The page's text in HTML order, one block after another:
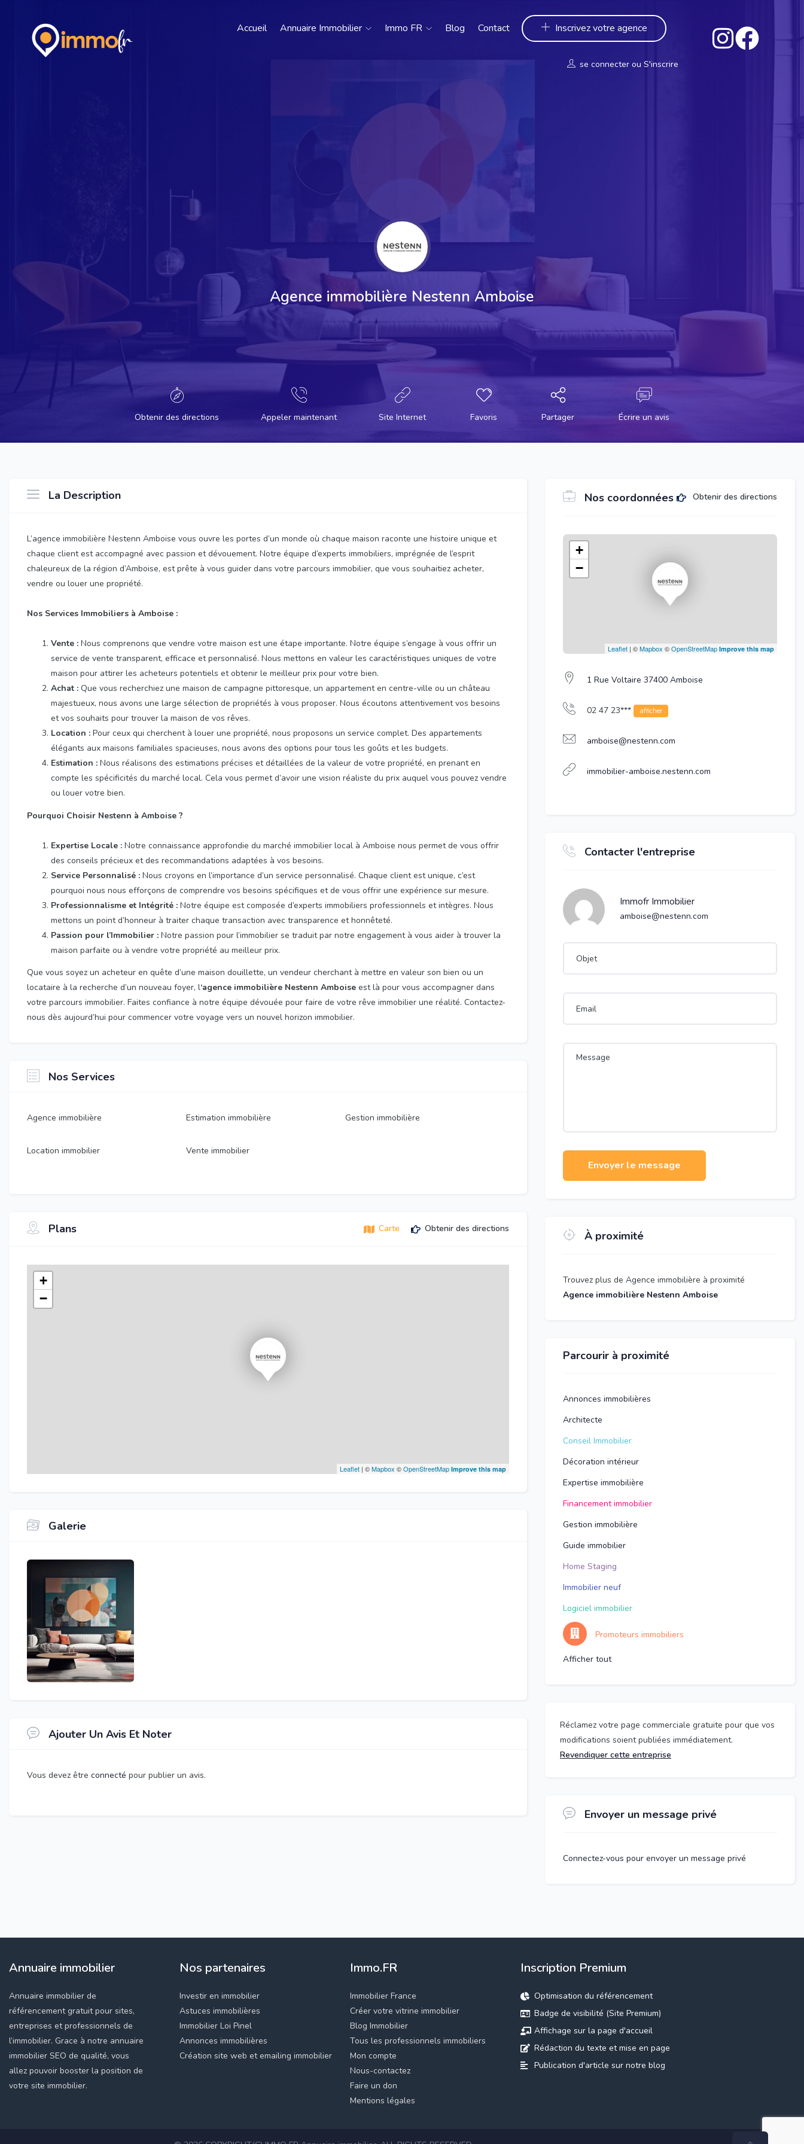
Accueil Annuaire Immobilier Immo FR Blog Contact Inscrivez votre agence
se connecter ou S'inscrire
Agence immobilière Nestenn Amboise
Obtenir des directions Appeler maintenant Site Internet Favoris Partager Écrire un avis
La Description
L’agence immobilière Nestenn Amboise vous ouvre les portes d’un monde où chaque maison raconte une histoire unique et
chaque client est accompagné avec passion et dévouement. Notre équipe d’experts immobiliers, imprégnée de l’esprit
chaleureux de la région d’Amboise, est prête à vous guider dans votre parcours immobilier, que vous souhaitiez acheter,
vendre ou louer une propriété.
Nos Services Immobiliers à Amboise :
Vente : Nous comprenons que vendre votre maison est une étape importante. Notre équipe s’engage à vous offrir un
service de vente transparent, efficace et personnalisé. Nous mettons en valeur les caractéristiques uniques de votre
maison pour attirer les acheteurs potentiels et obtenir le meilleur prix pour votre bien.
Achat : Que vous recherchiez une maison de campagne pittoresque, un appartement en centre-ville ou un château
majestueux, nous avons une large sélection de propriétés à vous proposer. Nous écoutons attentivement vos besoins
et vos souhaits pour trouver la maison de vos rêves.
Location : Pour ceux qui cherchent à louer une propriété, nous proposons un service complet. Des appartements
élégants aux maisons familiales spacieuses, nous avons des options pour tous les goûts et les budgets.
Estimation : Nous réalisons des estimations précises et détaillées de la valeur de votre propriété, en prenant en
compte les spécificités du marché local. Cela vous permet d’avoir une vision réaliste du prix auquel vous pouvez vendre
ou louer votre bien.
Pourquoi Choisir Nestenn à Amboise ?
Expertise Locale : Notre connaissance approfondie du marché immobilier local à Amboise nous permet de vous offrir
des conseils précieux et des recommandations adaptées à vos besoins.
Service Personnalisé : Nous croyons en l’importance d’un service personnalisé. Chaque client est unique, c’est
pourquoi nous nous efforçons de comprendre vos besoins spécifiques et de vous offrir une expérience sur mesure.
Professionnalisme et Intégrité : Notre équipe est composée d’experts immobiliers professionnels et intègres. Nous
mettons un point d’honneur à traiter chaque transaction avec transparence et honnêteté.
Passion pour l’Immobilier : Notre passion pour l’immobilier se traduit par notre engagement à vous aider à trouver la
maison parfaite ou à vendre votre propriété au meilleur prix.
Que vous soyez un acheteur en quête d’une maison douillette, un vendeur cherchant à mettre en valeur son bien ou un
locataire à la recherche d’un nouveau foyer, l‘agence immobilière Nestenn Amboise est là pour vous accompagner dans
votre parcours immobilier. Faites confiance à notre équipe dévouée pour faire de votre rêve immobilier une réalité. Contactez-
nous dès aujourd’hui pour commencer votre voyage vers un nouvel horizon immobilier.
Nos Services
Agence immobilière Estimation immobilière Gestion immobilière
Location immobilier Vente immobilier
Plans Carte Obtenir des directions
+
−
Leaflet | ©Mapbox ©OpenStreetMap Improve this map
Galerie
Ajouter Un Avis Et Noter
Vous devez être connecté pour publier un avis.
Nos coordonnées Obtenir des directions
+
−
Leaflet| ©Mapbox ©OpenStreetMap Improve this map
1 Rue Voltaire 37400 Amboise
02 47 23*** afficher
amboise@nestenn.com
immobilier-amboise.nestenn.com
Contacter l'entreprise
Immofr Immobilier
amboise@nestenn.com
Envoyer le message
À proximité
Trouvez plus de Agence immobilière à proximité
Agence immobilière Nestenn Amboise
Parcourir à proximité
Annonces immobilières
Architecte
Conseil Immobilier
Décoration intérieur
Expertise immobilière
Financement immobilier
Gestion immobilière
Guide immobilier
Home Staging
Immobilier neuf
Logiciel immobilier
Promoteurs immobiliers
Afficher tout
Réclamez votre page commerciale gratuite pour que vos
modifications soient publiées immédiatement.
Revendiquer cette entreprise
Envoyer un message privé
Connectez-vous pour envoyer un message privé
Annuaire immobilier
Annuaire immobilier de
référencement gratuit pour sites,
entreprises et professionnels de
l’immobilier. Grace à notre annuaire
immobilier SEO de qualité, vous
allez pouvoir booster la position de
votre site immobilier.
Nos partenaires
Investir en immobilier
Astuces immobilières
Immobilier Loi Pinel
Annonces immobilières
Création site web et emailing immobilier
Immo.FR
Immobilier France
Créer votre vitrine immobilier
Blog Immobilier
Tous les professionnels immobiliers
Mon compte
Nous-contactez
Faire un don
Mentions légales
Inscription Premium
Optimisation du référencement
Badge de visibilité (Site Premium)
Affichage sur la page d'accueil
Rédaction du texte et mise en page
Publication d'article sur notre blog